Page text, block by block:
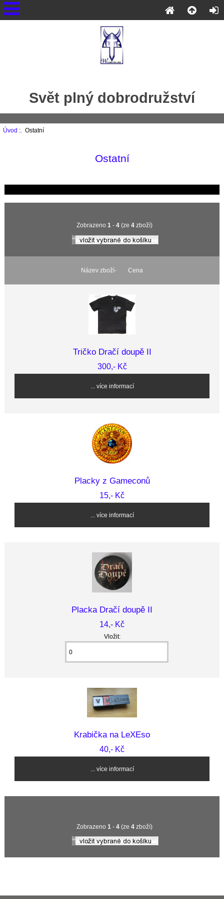
Svět plný dobrodružství
Úvod :. Ostatní
Ostatní
Zobrazeno 1 - 4 (ze 4 zboží)
Název zboží- Cena
Tričko Dračí doupě II
300,- Kč
... více informací
Placky z Gameconů
15,- Kč
... více informací
Placka Dračí doupě II
14,- Kč
Vložit:
Krabička na LeXEso
40,- Kč
... více informací
Zobrazeno 1 - 4 (ze 4 zboží)